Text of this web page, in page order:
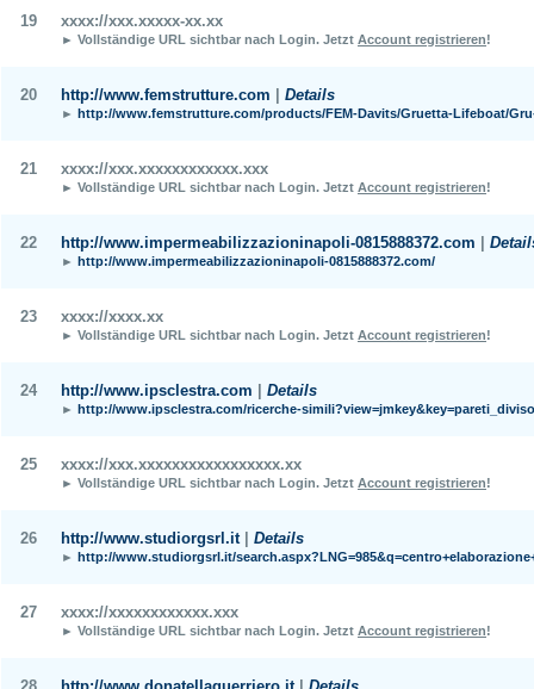
19 xxxx://xxx.xxxxx-xx.xx
► Vollständige URL sichtbar nach Login. Jetzt Account registrieren!
20 http://www.femstrutture.com Details
► http://www.femstrutture.com/products/FEM-Davits/Gruetta-Lifeboat/
21 xxxx://xxx.xxxxxxxxxxxx.xxx
► Vollständige URL sichtbar nach Login. Jetzt Account registrieren!
22 http://www.impermeabilizzazioninapoli-0815888372.com
► http://www.impermeabilizzazioninapoli-0815888372.com/
23 xxxx://xxxx.xx
► Vollständige URL sichtbar nach Login. Jetzt Account registrieren!
24 http://www.ipsclestra.com Details
► http://www.ipsclestra.com/ricerche-
25 xxxx://xxx.xxxxxxxxxxxxxxxxx.xx
► Vollständige URL sichtbar nach Login. Jetzt Account registrieren!
26 http://www.studiorgsrl.it Details
► http://www.studiorgsrl.it/
27 xxxx://xxxxxxxxxxxx.xxx
► Vollständige URL sichtbar nach Login. Jetzt Account registrieren!